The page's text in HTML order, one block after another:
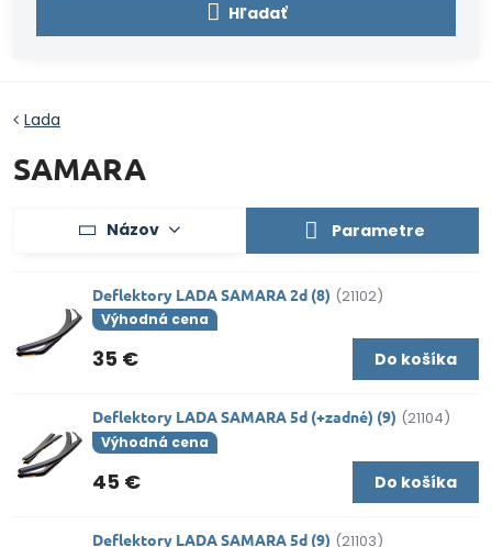
Hľadať
Lada
SAMARA
Názov Parametre
Deflektory LADA SAMARA 2d (8) (21102)
Výhodná cena
35 € Do košíka
Deflektory LADA SAMARA 5d (+zadné) (9) (21104)
Výhodná cena
45 € Do košíka
Deflektory LADA SAMARA 5d (9) (21103)